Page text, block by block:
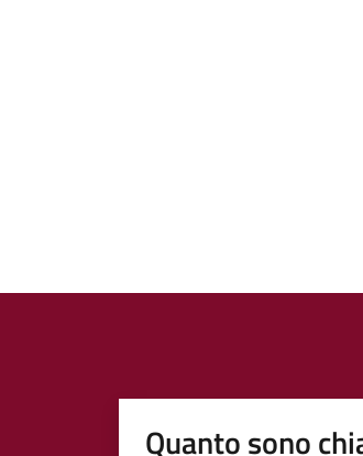
Quanto sono